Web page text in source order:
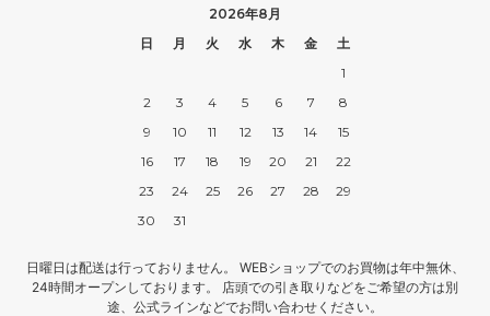
2026年8月
日
月 火 水 木 金
土
1
2
3 4 5 6 7
8
9
10 11 12 13 14
15
16
17 18 19 20 21
22
23
24 25 26 27 28
29
30
31
日曜日は配送は行っておりません。 WEBショップでのお買物は年中無休、
24時間オープンしております。 店頭での引き取りなどをご希望の方は別
途、公式ラインなどでお問い合わせください。